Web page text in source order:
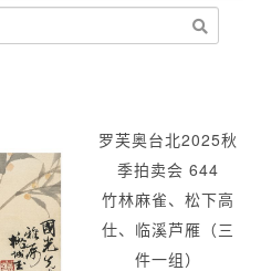
罗芙奥台北2025秋
季拍卖会 644
竹林麻雀、松下高
仕、临溪芦雁（三
件一组）